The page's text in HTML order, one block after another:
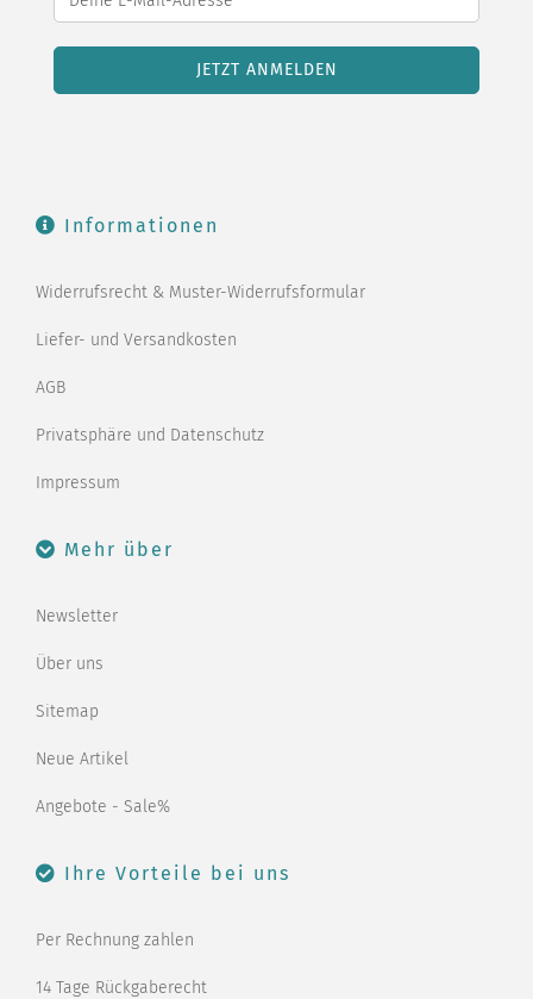
Informationen
Widerrufsrecht & Muster-Widerrufsformular
Liefer- und Versandkosten
AGB
Privatsphäre und Datenschutz
Impressum
Mehr über
Newsletter
Über uns
Sitemap
Neue Artikel
Angebote - Sale%
Ihre Vorteile bei uns
Per Rechnung zahlen
14 Tage Rückgaberecht